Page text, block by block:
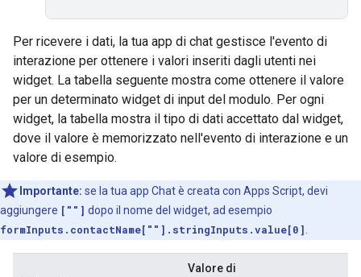
Per ricevere i dati, la tua app di chat gestisce l'evento di
interazione per ottenere i valori inseriti dagli utenti nei
widget. La tabella seguente mostra come ottenere il valore
per un determinato widget di input del modulo. Per ogni
widget, la tabella mostra il tipo di dati accettato dal widget,
dove il valore è memorizzato nell'evento di interazione e un
valore di esempio.
Importante: se la tua app Chat è creata con Apps Script, devi
aggiungere [""] dopo il nome del widget, ad esempio
formInputs.contactName[""].stringInputs.value[0]
Valore di